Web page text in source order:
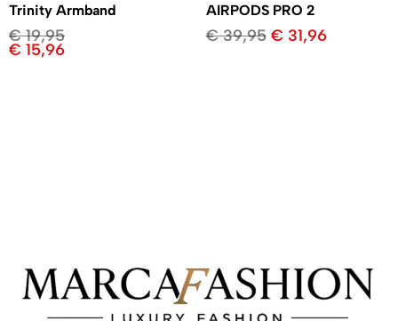
Trinity Armband
€19,95
€ 15,96
AIRPODS PRO 2
€39,95 € 31,96